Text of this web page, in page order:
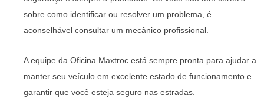
sobre como identificar ou resolver um problema, é
aconselhável consultar um mecânico profissional.
A equipe da Oficina Maxtroc está sempre pronta para ajudar a
manter seu veículo em excelente estado de funcionamento e
garantir que você esteja seguro nas estradas.